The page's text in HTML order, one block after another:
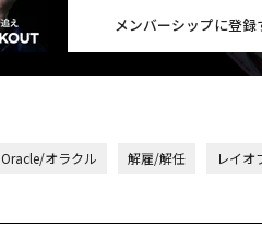
メンバーシップに登録
Oracle/オラクル 解雇/解任 レイオ